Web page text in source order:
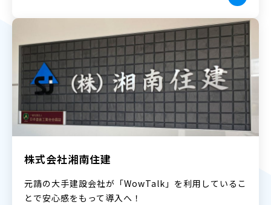
株式会社湘南住建
元請の大手建設会社が「WowTalk」を利用しているこ
とで安心感をもって導入へ！